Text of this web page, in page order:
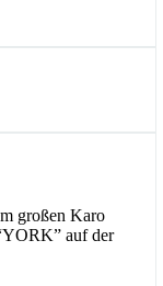
großen Karo
auf der